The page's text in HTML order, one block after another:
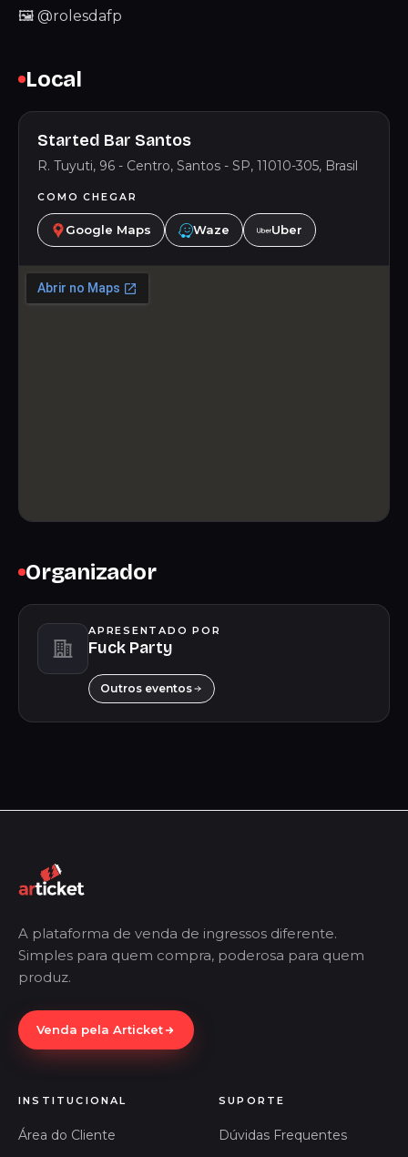
🖼️ @rolesdafp
Local
Started Bar Santos
R. Tuyuti, 96 - Centro, Santos - SP, 11010-305, Brasil
COMO CHEGAR
Google Maps Waze Uber
Organizador
APRESENTADO POR
Fuck Party
Outros eventos
A plataforma de venda de ingressos diferente.
Simples para quem compra, poderosa para quem
produz.
Venda pela Articket
INSTITUCIONAL
Área do Cliente
SUPORTE
Dúvidas Frequentes